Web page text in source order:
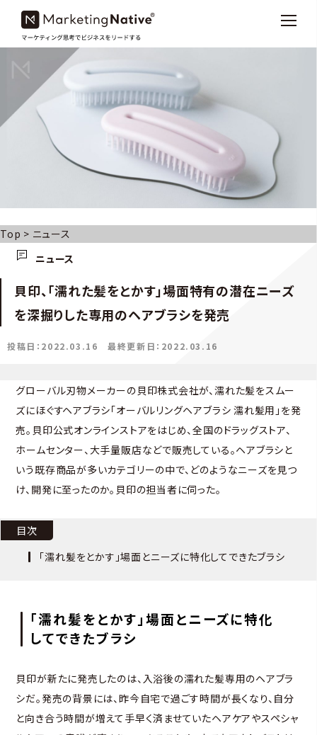
Top > ニュース
ニュース
貝印、「濡れた髪をとかす」場面特有の潜在ニーズ
を深掘りした専用のヘアブラシを発売
投稿日：2022.03.16 最終更新日：2022.03.16
グローバル刃物メーカーの貝印株式会社が、濡れた髪をスムー
ズにほぐすヘアブラシ「オーバルリングヘアブラシ 濡れ髪用」を発
売。貝印公式オンラインストアをはじめ、全国のドラッグストア、
ホームセンター、大手量販店などで販売している。ヘアブラシと
いう既存商品が多いカテゴリーの中で、どのようなニーズを見つ
け、開発に至ったのか。貝印の担当者に伺った。
目次
「濡れ髪をとかす」場面とニーズに特化してできたブラシ
「濡れ髪をとかす」場面とニーズに特化
してできたブラシ
貝印が新たに発売したのは、入浴後の濡れた髪専用のヘアブラ
シだ。発売の背景には、昨今自宅で過ごす時間が長くなり、自分
と向き合う時間が増えて手早く済ませていたヘアケアやスペシャ